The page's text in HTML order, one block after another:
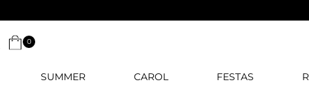
0
SUMMER CAROL FESTAS